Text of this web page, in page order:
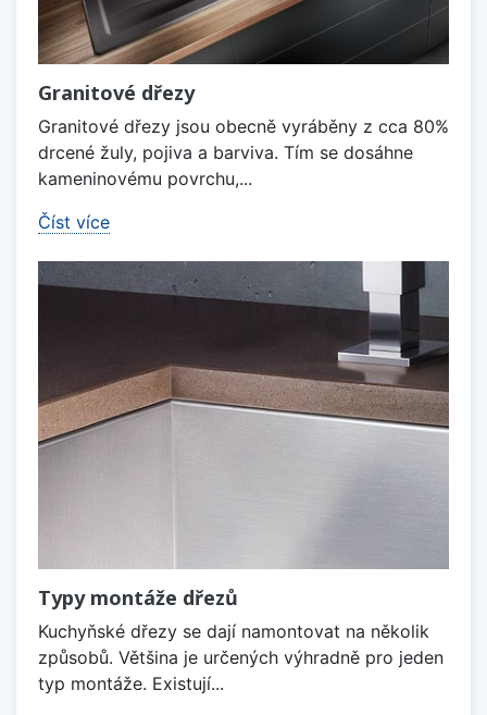
Granitové dřezy
Granitové dřezy jsou obecně vyráběny z cca 80%
drcené žuly, pojiva a barviva. Tím se dosáhne
kameninovému povrchu,...
Číst více
Typy montáže dřezů
Kuchyňské dřezy se dají namontovat na několik
způsobů. Většina je určených výhradně pro jeden
typ montáže. Existují...